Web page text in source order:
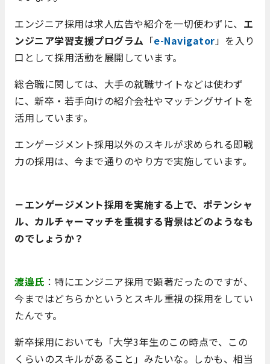
エンジニア採用は求人広告や紹介を一切使わずに、 エ
ンジニア学習支援プログラム 「e-Navigator」を入り
口として採用活動を展開しています。
総合職に関しては、大手の就職サイトなどは使わず
に、新卒・若手向けの紹介会社やマッチングサイトを
活用しています。
エンゲージメント採用以外のスキルが求められる即戦
力の採用は、今まで通りのやり方で実施しています。
－エンゲージメント採用を実施する上で、ポテンシャ
ル、カルチャーマッチを重視する背景はどのようなも
のでしょうか？
渡邉氏 ：特にエンジニア採用で顕著だったのですが、
今まではどちらかというとスキル重視の採用をしてい
たんです。
新卒採用においても「大学3年生のこの時点で、この
くらいのスキルがあること」みたいな。しかも、相当